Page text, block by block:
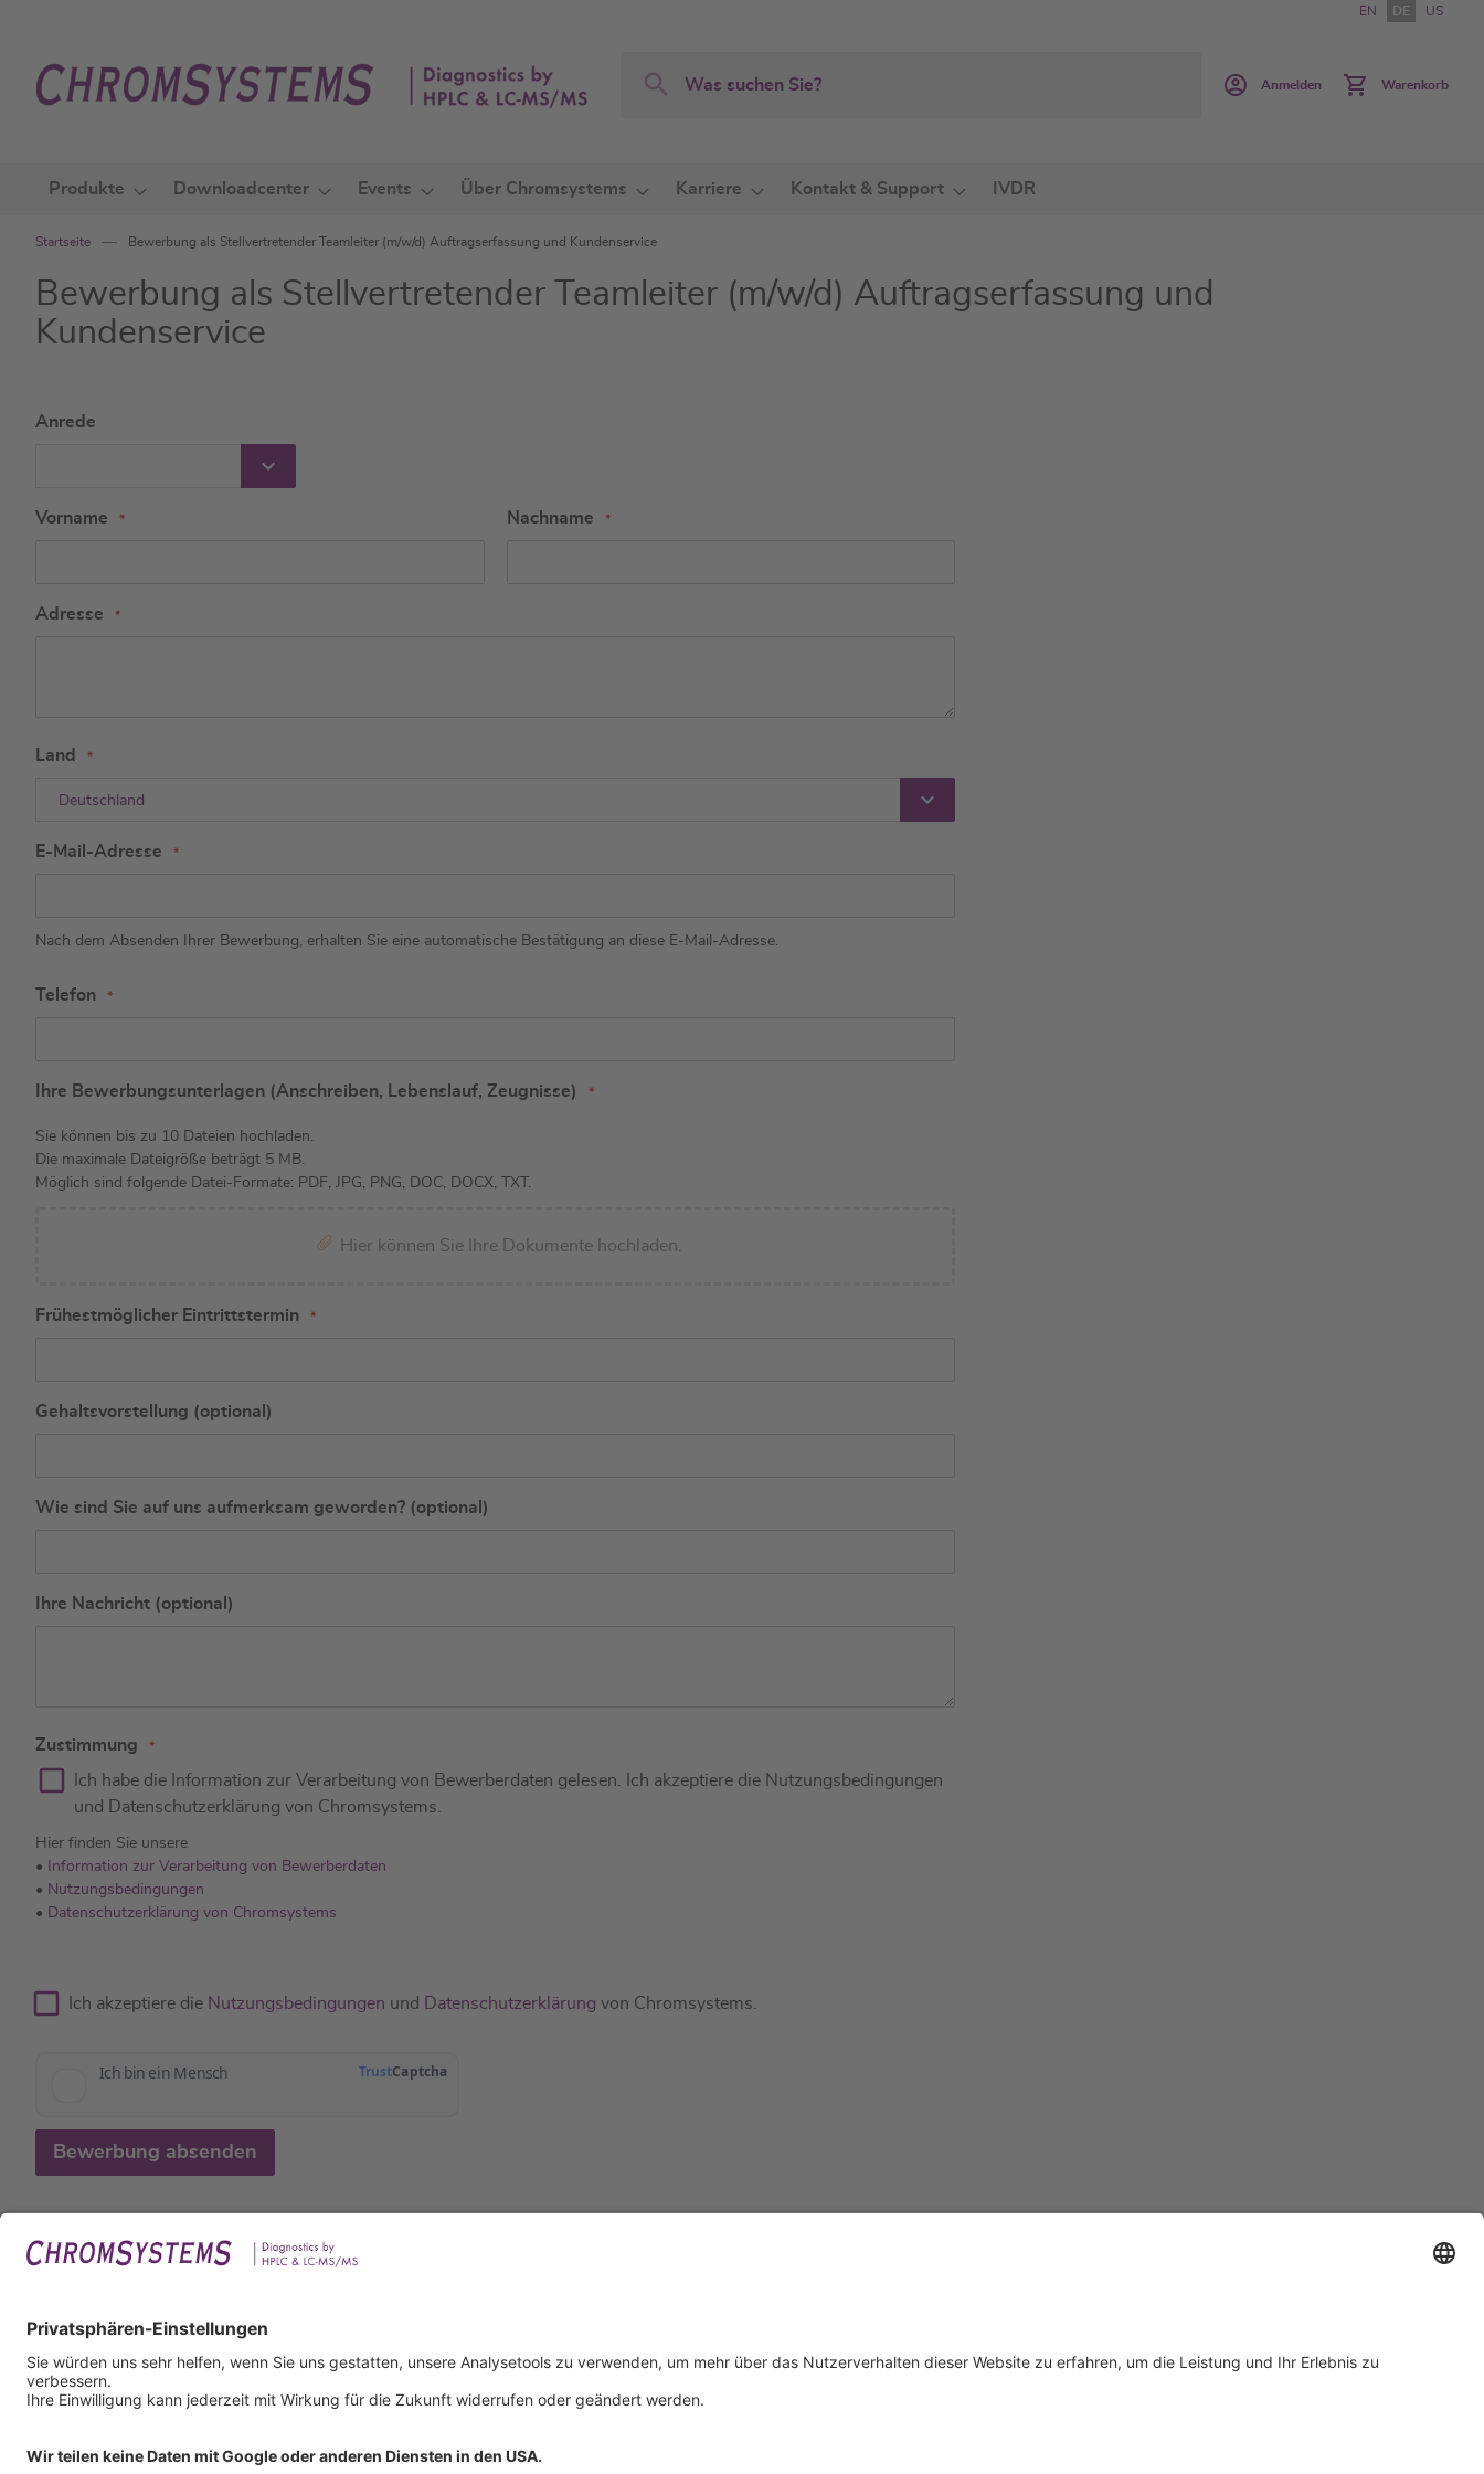
springen
EN DE US
Search
Anmelden Warenkorb
Produkte Downloadcenter Events Über Chromsystems Karriere Kontakt & Support IVDR
Startseite Bewerbung als Stellvertretender Teamleiter (m/w/d) Auftragserfassung und Kundenservice
Bewerbung als Stellvertretender Teamleiter (m/w/d) Auftragserfassung und
Kundenservice
Anrede
Vorname Nachname
Adresse
Land
Deutschland
E-Mail-Adresse
Nach dem Absenden Ihrer Bewerbung, erhalten Sie eine automatische Bestätigung an diese E-Mail-Adresse.
Telefon
Ihre Bewerbungsunterlagen (Anschreiben, Lebenslauf, Zeugnisse)
Sie können bis zu 10 Dateien hochladen.
Die maximale Dateigröße beträgt 5 MB.
Möglich sind folgende Datei-Formate: PDF, JPG, PNG, DOC, DOCX, TXT.
Hier können Sie Ihre Dokumente hochladen.
Frühestmöglicher Eintrittstermin
Gehaltsvorstellung (optional)
Wie sind Sie auf uns aufmerksam geworden? (optional)
Ihre Nachricht (optional)
Zustimmung
Ich habe die Information zur Verarbeitung von Bewerberdaten gelesen. Ich akzeptiere die Nutzungsbedingungen
und Datenschutzerklärung von Chromsystems.
Hier finden Sie unsere
•
Information zur Verarbeitung von Bewerberdaten
• Nutzungsbedingungen
• Datenschutzerklärung von Chromsystems
Ich akzeptiere die Nutzungsbedingungen und Datenschutzerklärung von Chromsystems.
Bewerbung absenden
Datenschutz
Informationspflichten
Produkte
Downloads
ISO 9001 Zertifikat